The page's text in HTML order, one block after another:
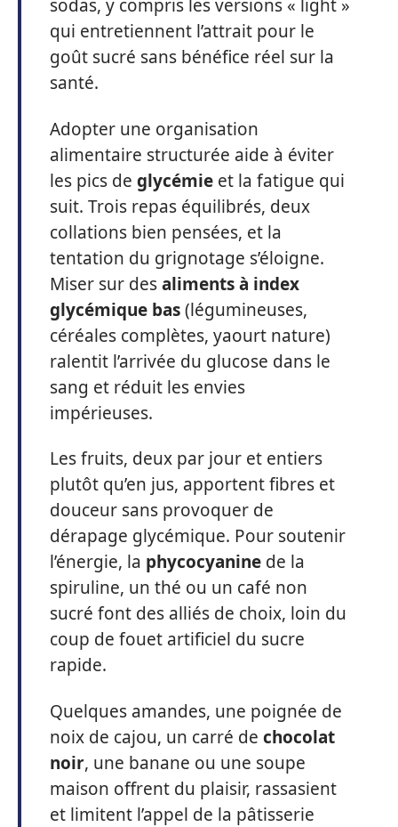
sodas, y compris les versions « light »
qui entretiennent l’attrait pour le
goût sucré sans bénéfice réel sur la
santé.
Adopter une organisation
alimentaire structurée aide à éviter
les pics de glycémie et la fatigue qui
suit. Trois repas équilibrés, deux
collations bien pensées, et la
tentation du grignotage s’éloigne.
Miser sur desaliments à index
glycémique bas(légumineuses,
céréales complètes, yaourt nature)
ralentit l’arrivée du glucose dans le
sang et réduit les envies
impérieuses.
Les fruits, deux par jour et entiers
plutôt qu’en jus, apportent fibres et
douceur sans provoquer de
dérapage glycémique. Pour soutenir
l’énergie, la phycocyanine de la
spiruline, un thé ou un café non
sucré font des alliés de choix, loin du
coup de fouet artificiel du sucre
rapide.
Quelques amandes, une poignée de
noix de cajou, un carré de chocolat
noir, une banane ou une soupe
maison offrent du plaisir, rassasient
et limitent l’appel de la pâtisserie